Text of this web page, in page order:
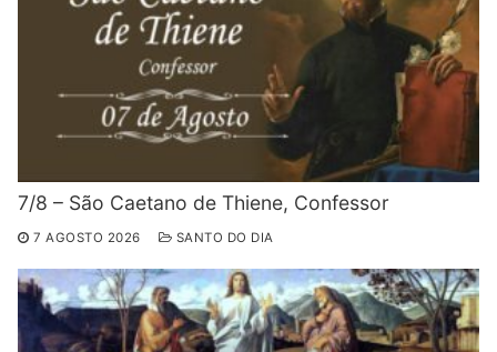
7/8 – São Caetano de Thiene, Confessor
7 AGOSTO 2026 SANTO DO DIA